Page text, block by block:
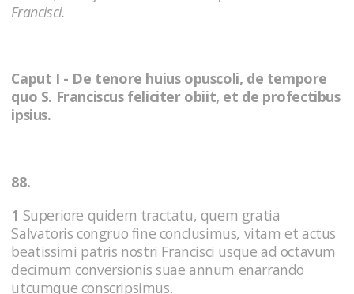
Francisci.
Caput I - De tenore huius opuscoli, de tempore
quo S. Franciscus feliciter obiit, et de profectibus
ipsius.
88.
1 Superiore quidem tractatu, quem gratia
Salvatoris congruo fine conclusimus, vitam et actus
beatissimi patris nostri Francisci usque ad octavum
decimum conversionis suae annum enarrando
utcumque conscripsimus.